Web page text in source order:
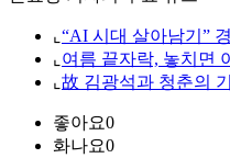
⌞ “AI 시대 살아남기”
⌞ 여름 끝자락, 놓치면
⌞ 故 김광석과 청춘의
좋아요0
화나요0